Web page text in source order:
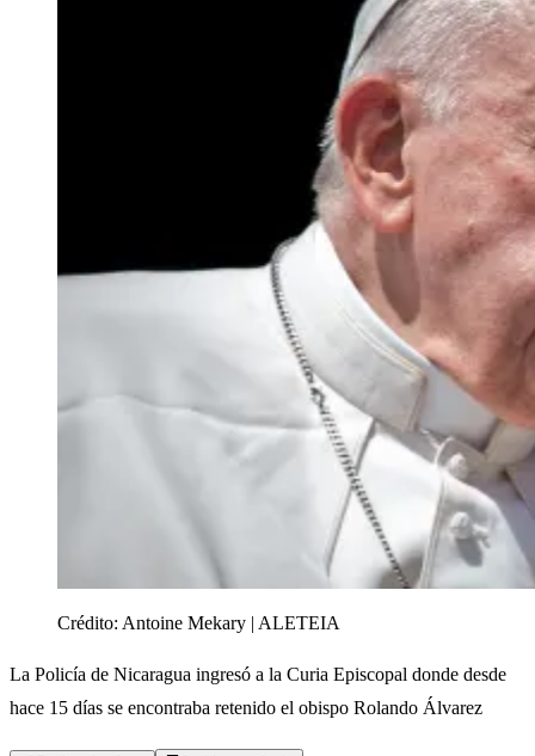
Crédito: Antoine Mekary | ALETEIA
La Policía de Nicaragua ingresó a la Curia Episcopal donde desde
hace 15 días se encontraba retenido el obispo Rolando Álvarez